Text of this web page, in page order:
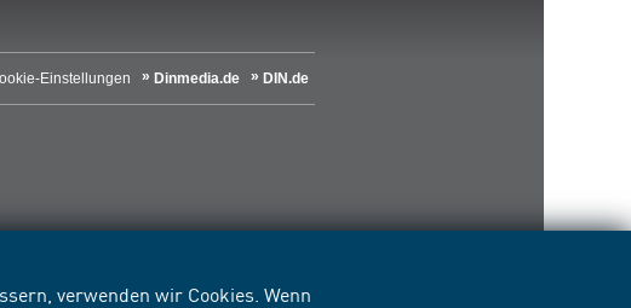
verwenden wir Cookies. Wenn
Einstellungen Dinmedia.de DIN.de